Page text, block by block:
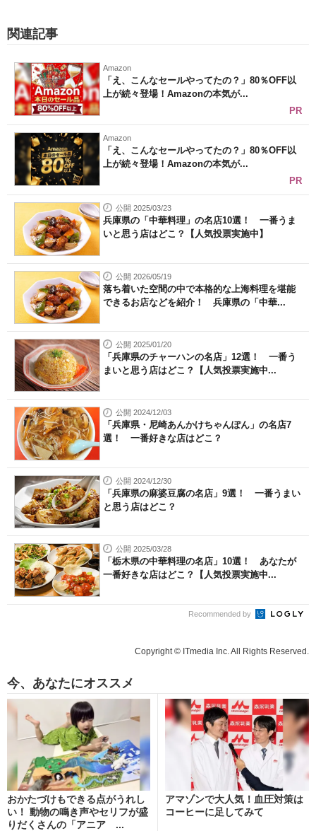
関連記事
Amazon
「え、こんなセールやってたの？」80％OFF以
上が続々登場！Amazonの本気が...
PR
Amazon
「え、こんなセールやってたの？」80％OFF以
上が続々登場！Amazonの本気が...
PR
公開 2025/03/23
兵庫県の「中華料理」の名店10選！ 一番うま
いと思う店はどこ？【人気投票実施中】
公開 2026/05/19
落ち着いた空間の中で本格的な上海料理を堪能
できるお店などを紹介！ 兵庫県の「中華...
公開 2025/01/20
「兵庫県のチャーハンの名店」12選！ 一番う
まいと思う店はどこ？【人気投票実施中...
公開 2024/12/03
「兵庫県・尼崎あんかけちゃんぽん」の名店7
選！ 一番好きな店はどこ？
公開 2024/12/30
「兵庫県の麻婆豆腐の名店」9選！ 一番うまい
と思う店はどこ？
公開 2025/03/28
「栃木県の中華料理の名店」10選！ あなたが
一番好きな店はどこ？【人気投票実施中...
Recommended by
Copyright © ITmedia Inc. All Rights Reserved.
今、あなたにオススメ
おかたづけもできる点がうれし
い！ 動物の鳴き声やセリフが盛
りだくさんの「アニア ...
アマゾンで大人気！血圧対策は
コーヒーに足してみて